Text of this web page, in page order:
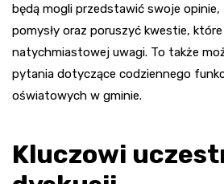
będą mogli przedstawić swoje opinie,
pomysły oraz poruszyć kwestie,
natychmiastowej uwagi. To także
pytania dotyczące codziennego
oświatowych w gminie.
Kluczowi